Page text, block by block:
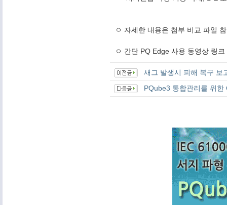
ㅇ 자세한 내용은 첨부 비교 파일
ㅇ 간단 PQ Edge 사용 동영상 링
새그 발생시 피해 복구 보
PQube3 통합관리를 위